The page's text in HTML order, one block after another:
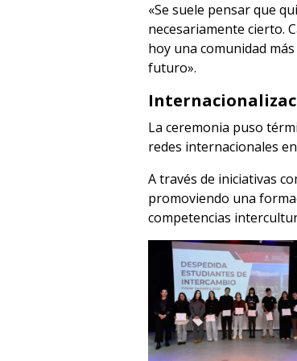
«Se suele pensar que
necesariamente cierto.
hoy una comunidad
futuro».
La ceremonia puso
redes internacionales
A través de iniciativas
promoviendo una
competencias